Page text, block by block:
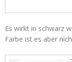
Es wirkt in schwarz
Farbe ist es aber